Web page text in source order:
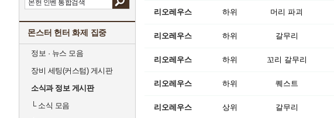
몬스터 헌터 화제 집중
정보 · 뉴스 모음
장비 세팅(커스텀) 게시판
소식과 정보 게시판
└소식 모음
리오레우스 하위 머리 파괴
리오레우스 하위 갈무리
리오레우스 하위 꼬리 갈무리
리오레우스 하위 퀘스트
리오레우스 상위 갈무리